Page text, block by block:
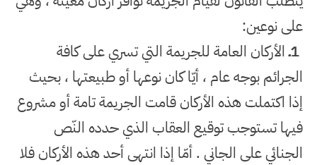
على نوعين:
1ـالأركان العامة للجريمة التي تسري على كافة
الجرائم بوجه عام ، أيّا كان نوعها أو طبيعتها ، بحيث
إذا اكتملت هذه الأركان قامت الجريمة تامة أو مشروع
فيها تستوجب توقيع العقاب الذي حدده النّص
الجنائي على الجاني .أمّا إذا انتهى أحد هذه الأركان فلا